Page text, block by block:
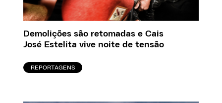
Demolições são retomadas e Cais
José Estelita vive noite de tensão
REPORTAGENS